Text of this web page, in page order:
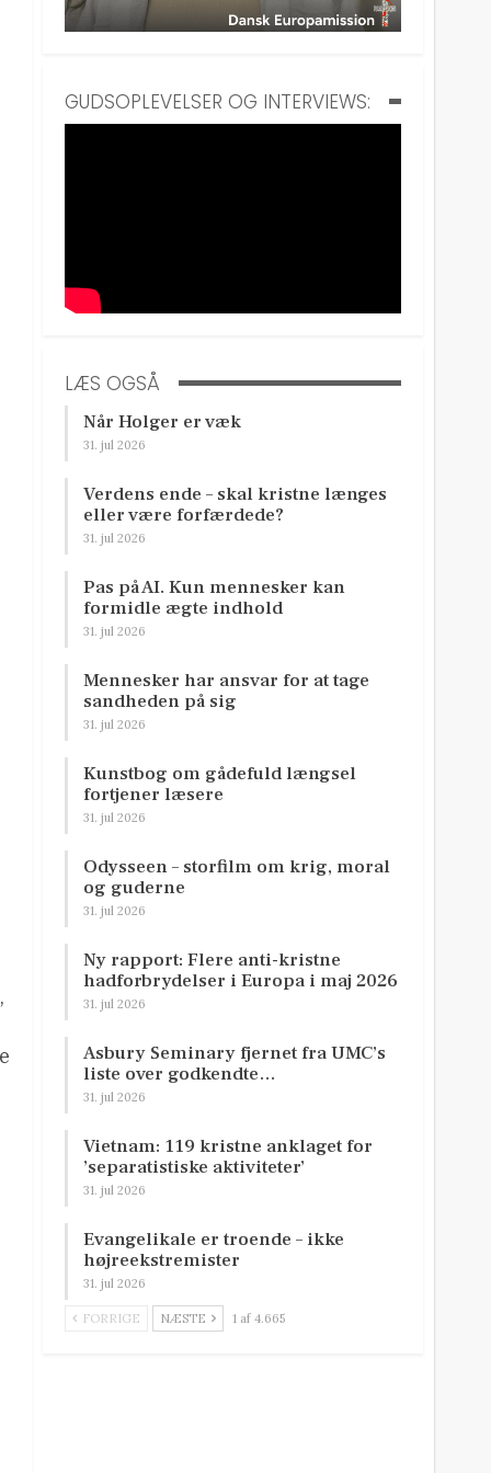
GUDSOPLEVELSER OG INTERVIEWS:
LÆS OGSÅ
Når Holger er væk
31. jul 2026
Verdens ende – skal kristne længes
eller være forfærdede?
31. jul 2026
Pas på AI. Kun mennesker kan
formidle ægte indhold
31. jul 2026
Mennesker har ansvar for at tage
sandheden på sig
31. jul 2026
Kunstbog om gådefuld længsel
fortjener læsere
31. jul 2026
Odysseen – storfilm om krig, moral
og guderne
31. jul 2026
Ny rapport: Flere anti-kristne
hadforbrydelser i Europa i maj 2026
31. jul 2026
Asbury Seminary fjernet fra UMC’s
liste over godkendte…
31. jul 2026
Vietnam: 119 kristne anklaget for
’separatistiske aktiviteter’
31. jul 2026
Evangelikale er troende – ikke
højreekstremister
31. jul 2026
FORRIGE NÆSTE 1 af 4.665